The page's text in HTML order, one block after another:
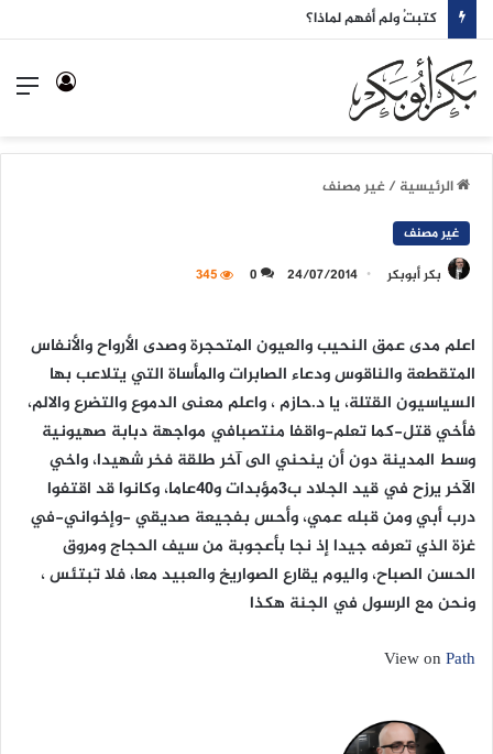
كتبتُ ولم أفهم لماذا؟
تسجيل
الرئيسية/غير مصنف
غير مصنف
بكر أبوبكر
24/07/2014
0
345
اعلم مدى عمق النحيب والعيون المتحجرة وصدى الأرواح والأنفاس
المتقطعة والناقوس ودعاء الصابرات والمأساة التي يتلاعب بها
السياسيون القتلة، يا د.حازم ، واعلم معنى الدموع والتضرع والالم،
فأخي قتل-كما تعلم-واقفا منتصبافي مواجهة دبابة صهيونية
وسط المدينة دون أن ينحني الى آخر طلقة فخر شهيدا، واخي
الآخر يرزح في قيد الجلاد ب٣مؤبدات و٤٠عاما، وكانوا قد اقتفوا
درب أبي ومن قبله عمي، وأحس بفجيعة صديقي -وإخواني-في
غزة الذي تعرفه جيدا إذ نجا بأعجوبة من سيف الحجاج ومروق
الحسن الصباح، واليوم يقارع الصواريخ والعبيد معا، فلا تبتئس ،
ونحن مع الرسول في الجنة هكذا
View on Path